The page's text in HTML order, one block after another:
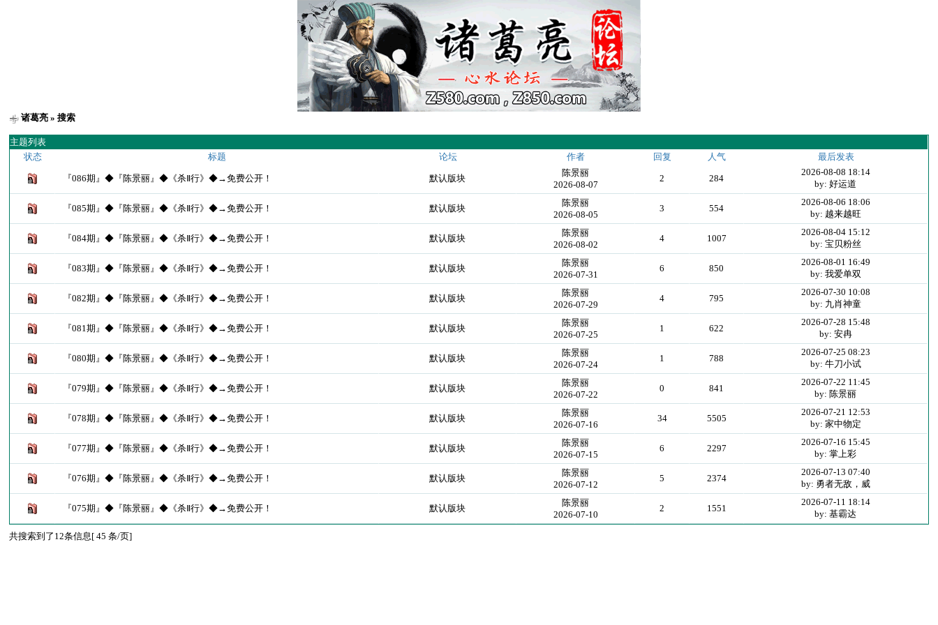
诸葛亮 » 搜索
主题列表
状态
标题 论坛 作者 回复 人气 最后发表
『086期』◆『陈景丽』◆《杀Ⅱ行》◆→免费公开！ 默认版块
陈景丽
2026-08-07
2 284
2026-08-08 18:14
by: 好运道
『085期』◆『陈景丽』◆《杀Ⅱ行》◆→免费公开！ 默认版块
陈景丽
2026-08-05
3 554
2026-08-06 18:06
by: 越来越旺
『084期』◆『陈景丽』◆《杀Ⅱ行》◆→免费公开！ 默认版块
陈景丽
2026-08-02
4 1007
2026-08-04 15:12
by: 宝贝粉丝
『083期』◆『陈景丽』◆《杀Ⅱ行》◆→免费公开！ 默认版块
陈景丽
2026-07-31
6 850
2026-08-01 16:49
by: 我爱单双
『082期』◆『陈景丽』◆《杀Ⅱ行》◆→免费公开！ 默认版块
陈景丽
2026-07-29
4 795
2026-07-30 10:08
by: 九肖神童
『081期』◆『陈景丽』◆《杀Ⅱ行》◆→免费公开！ 默认版块
陈景丽
2026-07-25
1 622
2026-07-28 15:48
by: 安冉
『080期』◆『陈景丽』◆《杀Ⅱ行》◆→免费公开！ 默认版块
陈景丽
2026-07-24
1 788
2026-07-25 08:23
by: 牛刀小试
『079期』◆『陈景丽』◆《杀Ⅱ行》◆→免费公开！ 默认版块
陈景丽
2026-07-22
0 841
2026-07-22 11:45
by: 陈景丽
『078期』◆『陈景丽』◆《杀Ⅱ行》◆→免费公开！ 默认版块
陈景丽
2026-07-16
34 5505
2026-07-21 12:53
by: 家中物定
『077期』◆『陈景丽』◆《杀Ⅱ行》◆→免费公开！ 默认版块
陈景丽
2026-07-15
6 2297
2026-07-16 15:45
by: 掌上彩
『076期』◆『陈景丽』◆《杀Ⅱ行》◆→免费公开！ 默认版块
陈景丽
2026-07-12
5 2374
2026-07-13 07:40
by: 勇者无敌，威
『075期』◆『陈景丽』◆《杀Ⅱ行》◆→免费公开！ 默认版块
陈景丽
2026-07-10
2 1551
2026-07-11 18:14
by: 基霸达
共搜索到了12条信息[ 45 条/页]